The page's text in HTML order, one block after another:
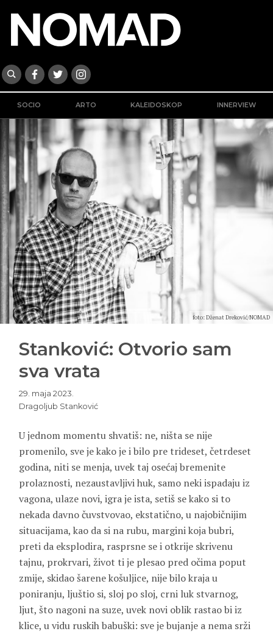
SOCIO ARTO KALEIDOSKOP INNERVIEW
foto: Dženat Dreković/NOMAD
Stanković: Otvorio sam
sva vrata
29. maja 2023.
Dragoljub Stanković
U jednom momentu shvatiš: ne, ništa se nije
promenilo, sve je kako je i bilo pre trideset, četrdeset
godina, niti se menja, uvek taj osećaj bremenite
prolaznosti, nezaustavljivi huk, samo neki ispadaju iz
vagona, ulaze novi, igra je ista, setiš se kako si to
nekada davno čuvstvovao, ekstatično, u najobičnijim
situacijama, kao da si na rubu, margini koja bubri,
preti da eksplodira, rasprsne se i otkrije skrivenu
tajnu, prokrvari, život ti je plesao pred očima poput
zmije, skidao šarene košuljice, nije bilo kraja u
poniranju, ljuštio si, sloj po sloj, crni luk stvarnog,
ljut, što nagoni na suze, uvek novi oblik rastao bi iz
klice, u vidu ruskih babuški: sve je bujanje a nema srži